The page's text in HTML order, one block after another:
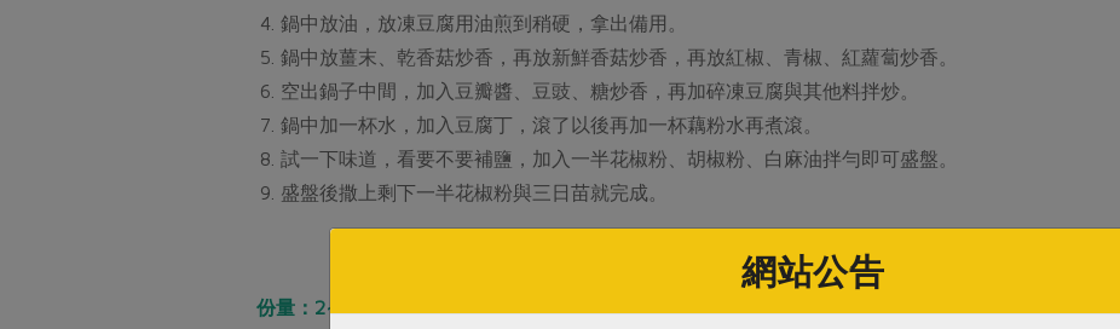
鍋中放油，放凍豆腐用油煎到稍硬，拿出備用。
鍋中放薑末、乾香菇炒香，再放新鮮香菇炒香，再放紅椒、青椒、紅蘿蔔炒香。
空出鍋子中間，加入豆瓣醬、豆豉、糖炒香，再加碎凍豆腐與其他料拌炒。
鍋中加一杯水，加入豆腐丁，滾了以後再加一杯藕粉水再煮滾。
試一下味道，看要不要補鹽，加入一半花椒粉、胡椒粉、白麻油拌勻即可盛盤。
盛盤後撒上剩下一半花椒粉與三日苗就完成。
份量：2~4人
網站公告